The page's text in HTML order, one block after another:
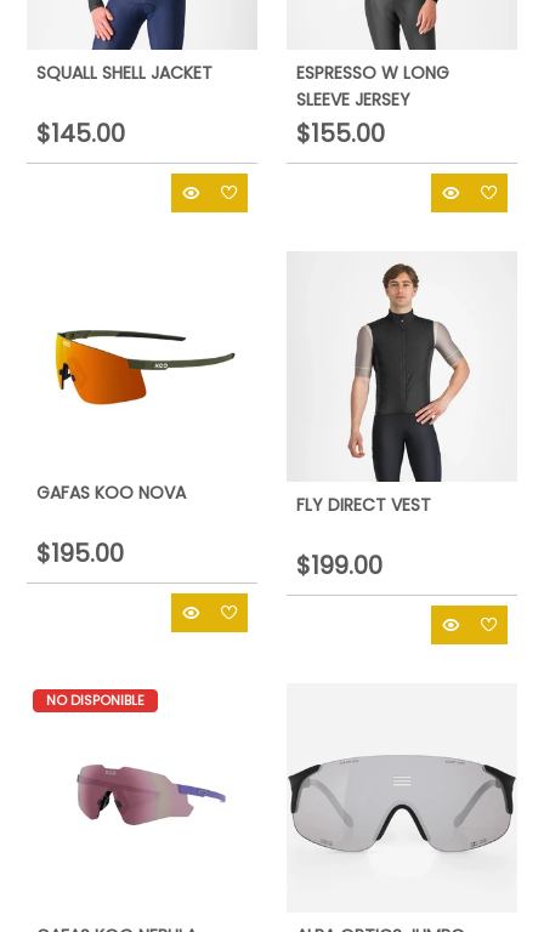
SQUALL SHELL JACKET
$145.00
ESPRESSO W LONG
SLEEVE JERSEY
$155.00
GAFAS KOO NOVA
$195.00
FLY DIRECT VEST
$199.00
NO DISPONIBLE